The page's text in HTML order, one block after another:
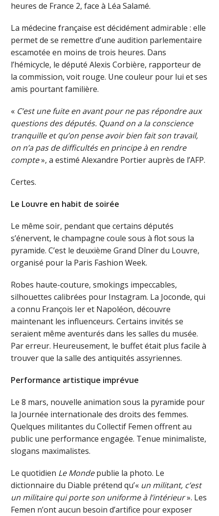
heures de France 2, face à Léa Salamé.
La médecine française est décidément admirable : elle
permet de se remettre d’une audition parlementaire
escamotée en moins de trois heures. Dans
l’hémicycle, le député Alexis Corbière, rapporteur de
la commission, voit rouge. Une couleur pour lui et ses
amis pourtant familière.
« C’est une fuite en avant pour ne pas répondre aux
questions des députés. Quand on a la conscience
tranquille et qu’on pense avoir bien fait son travail,
on n’a pas de difficultés en principe à en rendre
compte», a estimé Alexandre Portier auprès de l’AFP.
Certes.
Le Louvre en habit de soirée
Le même soir, pendant que certains députés
s’énervent, le champagne coule sous à flot sous la
pyramide. C’est le deuxième Grand Dîner du Louvre,
organisé pour la Paris Fashion Week.
Robes haute-couture, smokings impeccables,
silhouettes calibrées pour Instagram. La Joconde, qui
a connu François Ier et Napoléon, découvre
maintenant les influenceurs. Certains invités se
seraient même aventurés dans les salles du musée.
Par erreur. Heureusement, le buffet était plus facile à
trouver que la salle des antiquités assyriennes.
Performance artistique imprévue
Le 8 mars, nouvelle animation sous la pyramide pour
la Journée internationale des droits des femmes.
Quelques militantes du Collectif Femen offrent au
public une performance engagée. Tenue minimaliste,
slogans maximalistes.
Le quotidien Le Mondepublie la photo. Le
dictionnaire du Diable prétend qu’« un militant, c’est
un militaire qui porte son uniforme à l’intérieur». Les
Femen n’ont aucun besoin d’artifice pour exposer